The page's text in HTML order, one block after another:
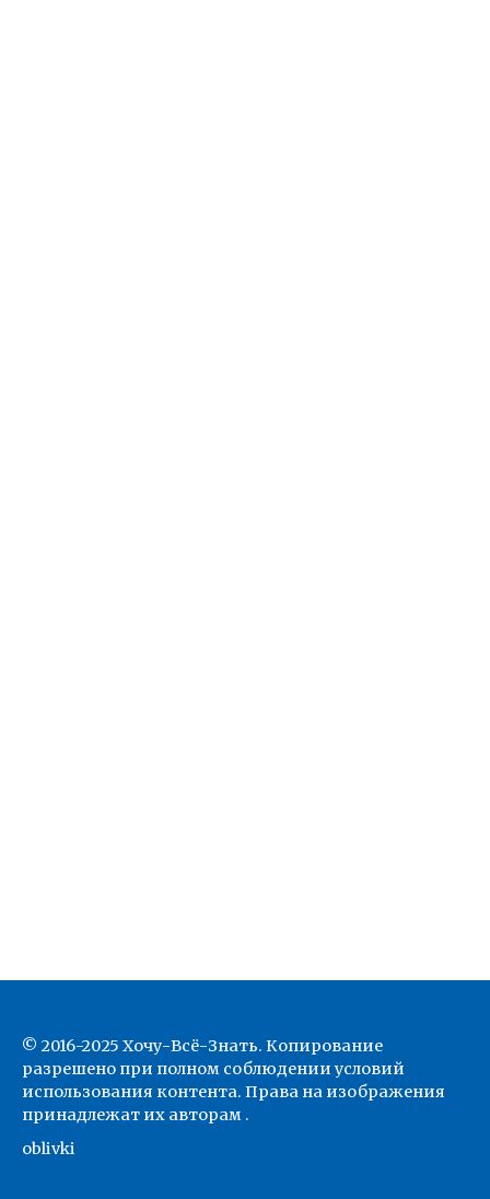
© 2016-2025 Хочу-Всё-Знать. Копирование
разрешено при полном соблюдении условий
использования контента. Права на изображения
принадлежат их авторам .
oblivki